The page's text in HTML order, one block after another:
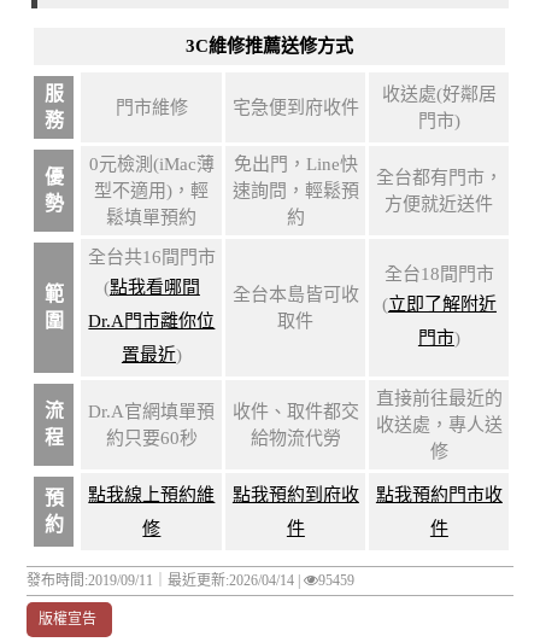
3C維修推薦送修方式
服
務
門市維修 宅急便到府收件
收送處(好鄰居
門市)
優
勢
0元檢測(iMac薄
型不適用)，輕
鬆填單預約
免出門，Line快
速詢問，輕鬆預
約
全台都有門市，
方便就近送件
範
圍
全台共16間門市
(點我看哪間
Dr.A門市離你位
置最近)
全台本島皆可收
取件
全台18間門市
(立即了解附近
門市)
流
程
Dr.A官網填單預
約只要60秒
收件、取件都交
給物流代勞
直接前往最近的
收送處，專人送
修
預
約
點我線上預約維
修
點我預約到府收
件
點我預約門市收
件
發布時間:2019/09/11｜最近更新:2026/04/14 | 95459
版權宣告